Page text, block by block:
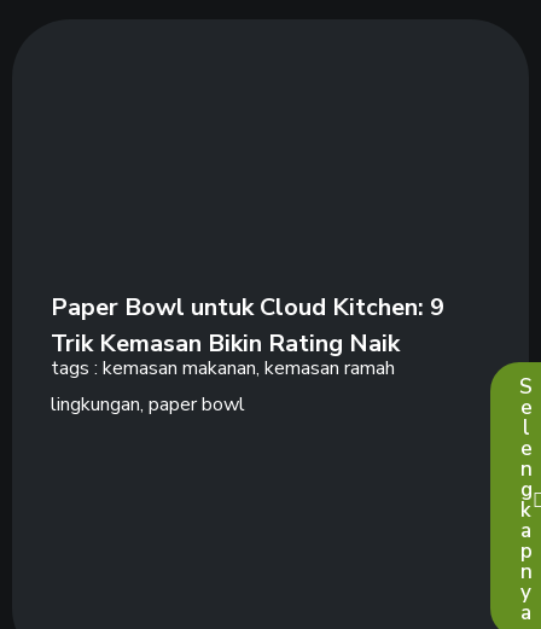
Paper Bowl untuk Cloud Kitchen: 9
Trik Kemasan Bikin Rating Naik
tags : kemasan makanan, kemasan ramah
lingkungan, paper bowl
S
e
l
e
n
g
k
a
p
n
y
a